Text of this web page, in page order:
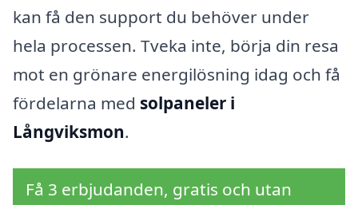
kan få den support du behöver under
hela processen. Tveka inte, börja din resa
mot en grönare energilösning idag och få
fördelarna med solpaneler i
Långviksmon.
Få 3 erbjudanden, gratis och utan